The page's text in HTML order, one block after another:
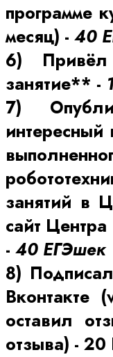
программе
месяц) - 40
6)
занятие** -
7)
занятий в
сайт
- 40 ЕГЭшек
8)
Вконтакте
оставил
отзыва) - 20